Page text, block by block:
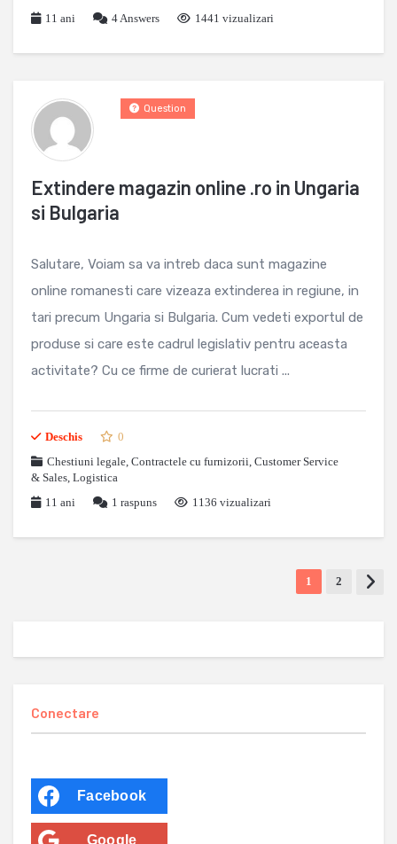
11 ani 4Answers 1441 vizualizari
Extindere magazin online .ro in Ungaria
si Bulgaria
Question
Salutare, Voiam sa va intreb daca sunt magazine
online romanesti care vizeaza extinderea in regiune, in
tari precum Ungaria si Bulgaria. Cum vedeti exportul de
produse si care este cadrul legislativ pentru aceasta
activitate? Cu ce firme de curierat lucrati ...
Deschis
0
Chestiuni legale, Contractele cu furnizorii, Customer Service
& Sales, Logistica
11 ani
1 raspuns 1136 vizualizari
1 2
Conectare
Facebook
Google